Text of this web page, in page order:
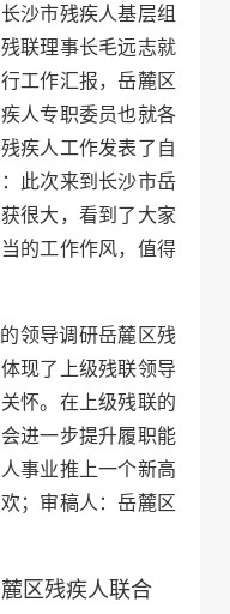
沙市残疾人基层组
联理事长毛远志就
工作汇报，岳麓区
人专职委员也就各
疾人工作发表了自
此次来到长沙市岳
很大，看到了大家
的工作作风，值得
领导调研岳麓区残
现了上级残联领导
怀。在上级残联的
进一步提升履职能
事业推上一个新高
；审稿人：岳麓区
区残疾人联合